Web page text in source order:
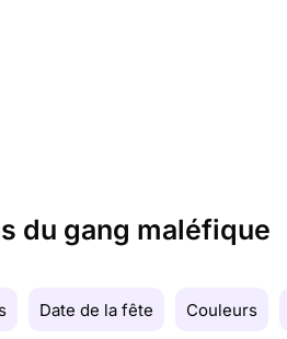
du gang maléfique
Date de la fête Couleurs